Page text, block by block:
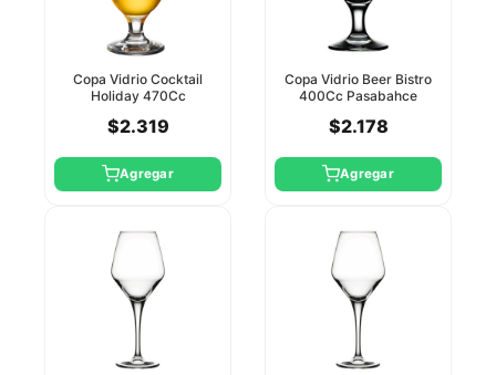
Copa Vidrio Cocktail
Holiday 470Cc
$2.319
Agregar
Copa Vidrio Beer Bistro
400Cc Pasabahce
$2.178
Agregar